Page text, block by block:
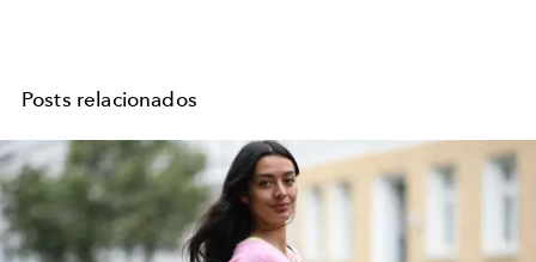
Posts relacionados